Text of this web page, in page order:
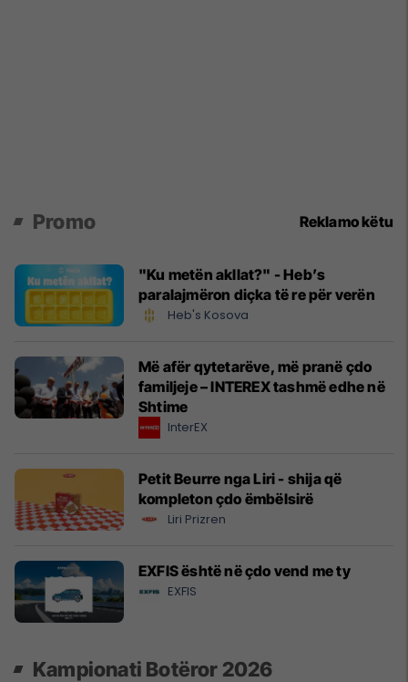
Promo Reklamo këtu
"Ku metën akllat?" - Heb’s
paralajmëron diçka të re për verën
Heb's Kosova
Më afër qytetarëve, më pranë çdo
familjeje – INTEREX tashmë edhe në
Shtime
InterEX
Petit Beurre nga Liri - shija që
kompleton çdo ëmbëlsirë
Liri Prizren
EXFIS është në çdo vend me ty
EXFIS
Kampionati Botëror 2026